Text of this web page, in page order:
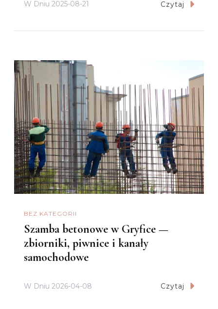
W Dniu 2025-08-21 Czytaj
BEZ KATEGORII
Szamba betonowe w Gryfice —
zbiorniki, piwnice i kanały
samochodowe
W Dniu 2026-04-08 Czytaj